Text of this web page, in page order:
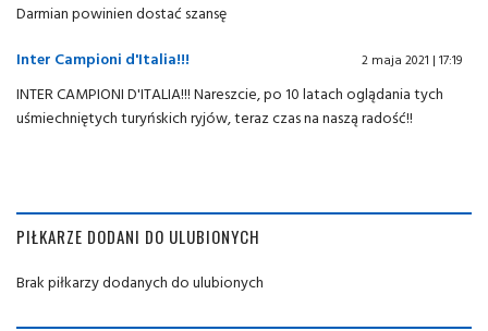
Darmian powinien dostać szansę
Inter Campioni d'Italia!!!
2 maja 2021 | 17:19
INTER CAMPIONI D'ITALIA!!! Nareszcie, po 10 latach oglądania tych
uśmiechniętych turyńskich ryjów, teraz czas na naszą radość!!
PIŁKARZE DODANI DO ULUBIONYCH
Brak piłkarzy dodanych do ulubionych